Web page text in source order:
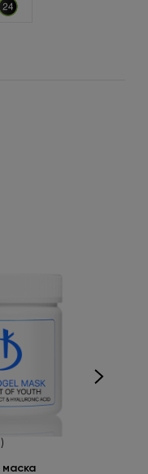
маска